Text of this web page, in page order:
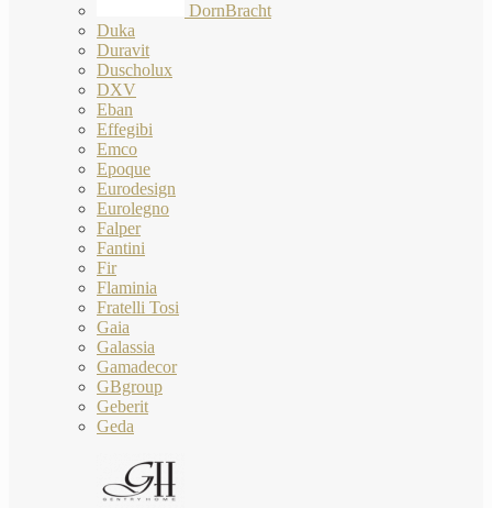
DornBracht
Duka
Duravit
Duscholux
DXV
Eban
Effegibi
Emco
Epoque
Eurodesign
Eurolegno
Falper
Fantini
Fir
Flaminia
Fratelli Tosi
Gaia
Galassia
Gamadecor
GBgroup
Geberit
Geda